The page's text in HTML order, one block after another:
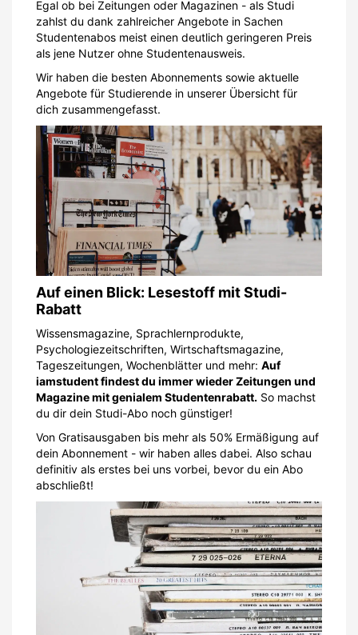
Egal ob bei Zeitungen oder Magazinen - als Studi
zahlst du dank zahlreicher Angebote in Sachen
Studentenabos meist einen deutlich geringeren Preis
als jene Nutzer ohne Studentenausweis.
Wir haben die besten Abonnements sowie aktuelle
Angebote für Studierende in unserer Übersicht für
dich zusammengefasst.
Auf einen Blick: Lesestoff mit Studi-
Rabatt
Wissensmagazine, Sprachlernprodukte,
Psychologiezeitschriften, Wirtschaftsmagazine,
Tageszeitungen, Wochenblätter und mehr: Auf
iamstudent findest du immer wieder Zeitungen und
Magazine mit genialem Studentenrabatt. So machst
du dir dein Studi-Abo noch günstiger!
Von Gratisausgaben bis mehr als 50% Ermäßigung auf
dein Abonnement - wir haben alles dabei. Also schau
definitiv als erstes bei uns vorbei, bevor du ein Abo
abschließt!